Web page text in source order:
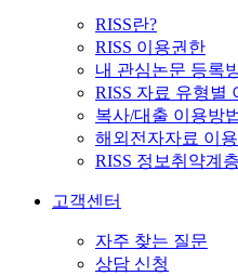
RISS란?
RISS 이용권한
내 관심논문 등록
RISS 자료 유형별
복사/대출 이용방
해외전자자료 이
RISS 정보취약계
고객센터
자주 찾는 질문
상담 신청